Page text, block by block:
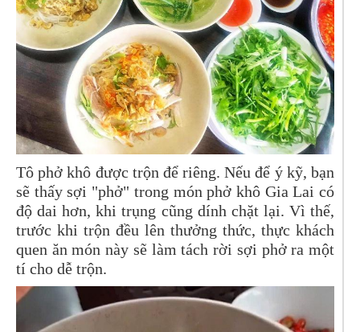
Tô phở khô được trộn để riêng. Nếu để ý kỹ, bạn
sẽ thấy sợi "phở" trong món phở khô Gia Lai có
độ dai hơn, khi trụng cũng dính chặt lại. Vì thế,
trước khi trộn đều lên thưởng thức, thực khách
quen ăn món này sẽ làm tách rời sợi phở ra một
tí cho dễ trộn.